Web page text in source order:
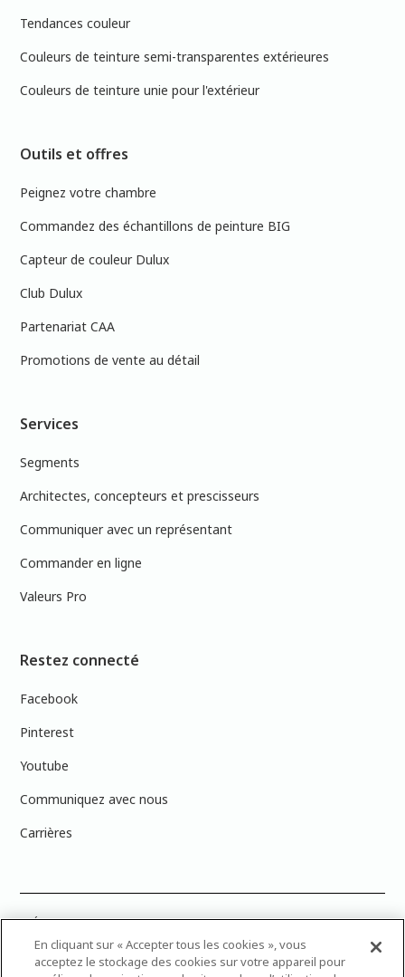
Tendances couleur
Couleurs de teinture semi-transparentes extérieures
Couleurs de teinture unie pour l'extérieur
Outils et offres
Peignez votre chambre
Commandez des échantillons de peinture BIG
Capteur de couleur Dulux
Club Dulux
Partenariat CAA
Promotions de vente au détail
Services
Segments
Architectes, concepteurs et prescisseurs
Communiquer avec un représentant
Commander en ligne
Valeurs Pro
Restez connecté
Facebook
Pinterest
Youtube
Communiquez avec nous
Carrières
PRÉCISION DES COULEURS : Veuillez noter que les couleurs affichées à
l’écran peuvent ne pas correspondre exactement aux couleurs de
peinture réelles en raison des variations de calibration des écrans.
Vous pouvez apporter les numéros d’échantillons de couleur de
En cliquant sur « Accepter tous les cookies », vous
acceptez le stockage des cookies sur votre appareil pour